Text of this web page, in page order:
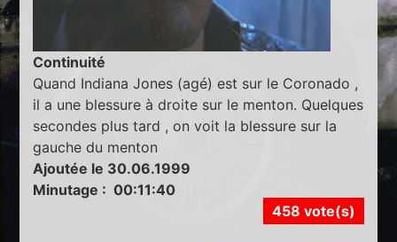
Continuité
Quand Indiana Jones (agé) est sur le Coronado ,
il a une blessure à droite sur le menton. Quelques
secondes plus tard , on voit la blessure sur la
gauche du menton
Ajoutée le 30.06.1999
Minutage : 00:11:40
458 vote(s)